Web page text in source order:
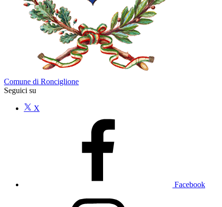
Comune di Ronciglione
Seguici su
X
Facebook